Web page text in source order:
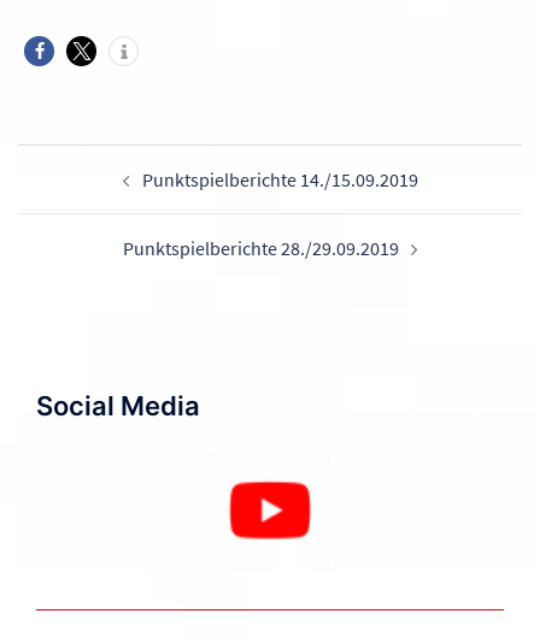
Punktspielberichte 14./15.09.2019
Punktspielberichte 28./29.09.2019
Social Media